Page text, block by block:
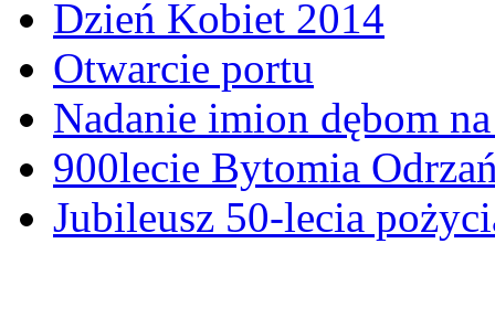
Dzień Kobiet 2014
Otwarcie portu
Nadanie imion dębom
900lecie Bytomia
Jubileusz 50-lecia